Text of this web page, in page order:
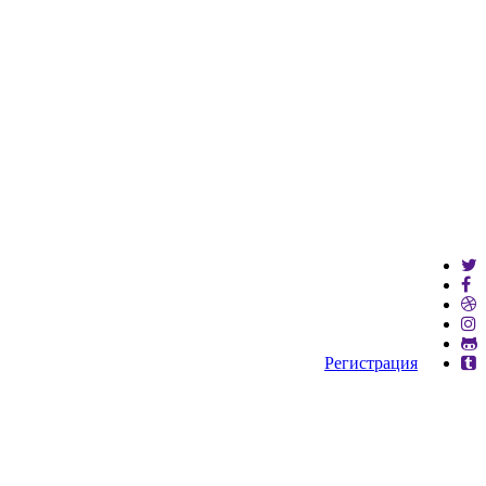
Регистрация